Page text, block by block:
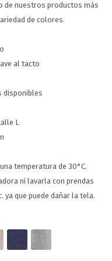
de nuestros productos más
de colores.
al tacto
disponibles
L
temperatura de 30°C.
ni lavarla con prendas
ya que puede dañar la tela.